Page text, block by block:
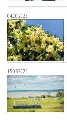
04.10.2025
15.08.2025